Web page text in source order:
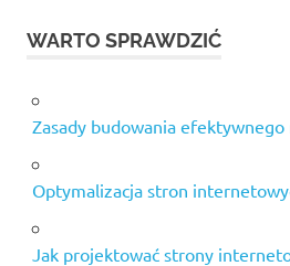
WARTO SPRAWDZIĆ
Zasady budowania
Optymalizacja stron
Jak projektować strony